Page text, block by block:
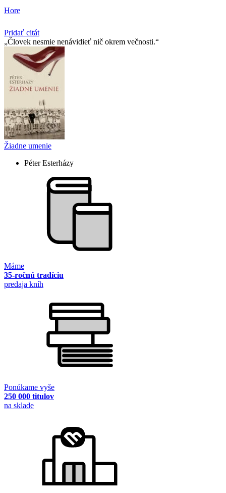
Hore
Pridať citát
Človek nesmie nenávidieť nič okrem večnosti.
Žiadne umenie
Péter Esterházy
Máme
35-ročnú tradíciu
predaja kníh
Ponúkame vyše
250 000 titulov
na sklade